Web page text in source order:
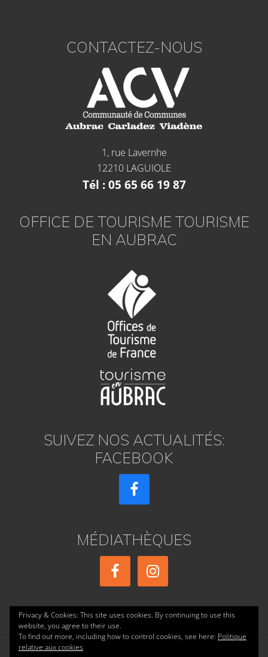
CONTACTEZ-NOUS
1, rue Lavernhe
12210 LAGUIOLE
Tél : 05 65 66 19 87
OFFICE DE TOURISME TOURISME
EN AUBRAC
SUIVEZ NOS ACTUALITÉS:
FACEBOOK
MÉDIATHÈQUES
Privacy & Cookies: This site uses cookies. By continuing to use this
website, you agree to their use.
To find out more, including how to control cookies, see here: Politique
relative aux cookies